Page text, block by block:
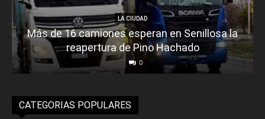
LA CIUDAD
Más de 16 camiones esperan en Senillosa la
reapertura de Pino Hachado
0
CATEGORIAS POPULARES